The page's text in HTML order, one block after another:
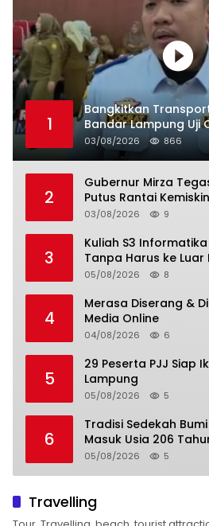
1
Bangkitkan
Bandar Lampung Uji
03/08/2026 866
2
Gubernur Mirza
Putus Rantai
03/08/2026 9
3
Kuliah S3
Tanpa Harus ke Luar
05/08/2026 8
4
Merasa Diserang &
Media Online
04/08/2026 6
5
29 Peserta PJJ Siap Ikuti
Lampung
05/08/2026 5
6
Tradisi Sedekah
Masuk Usia 206
05/08/2026 5
Travelling